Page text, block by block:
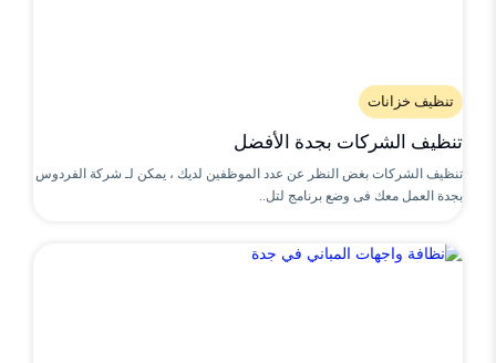
تنظيف خزانات
تنظيف الشركات بجدة الأفضل
تنظيف الشركات بغض النظر عن عدد الموظفين لديك ، يمكن لـ شركة الفردوس
بجدة العمل معك فى وضع برنامج لتل..